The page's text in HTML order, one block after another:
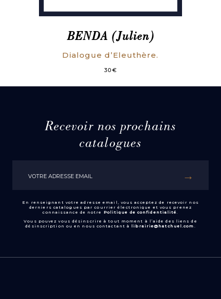
BENDA (Julien)
Dialogue d’Eleuthère.
30€
Recevoir nos prochains
catalogues
En renseignant votre adresse email, vous acceptez de recevoir nos
derniers catalogues par courrier électronique et vous prenez
connaissance de notre
Politique de confidentialité.
Vous pouvez vous désinscrire à tout moment à l’aide des liens de
désinscription ou en nous contactant à librairie@hatchuel.com .